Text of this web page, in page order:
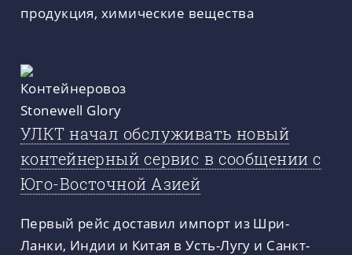
продукция, химические вещества
УЛКТ начал обслуживать новый
контейнерный сервис в сообщении с
Юго-Восточной Азией
Первый рейс доставил импорт из Шри-
Ланки, Индии и Китая в Усть-Лугу и Санкт-